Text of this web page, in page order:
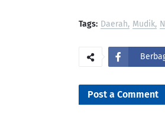
Tags: Daerah Mudik
Post a Comment